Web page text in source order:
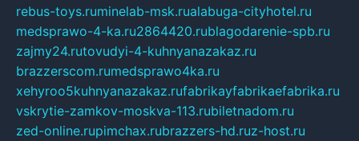
rebus-toys.ruminelab-msk.rualabuga-cityhotel.ru
medsprawo-4-ka.ru2864420.rublagodarenie-spb.ru
zajmy24.rutovudyi-4-kuhnyanazakaz.ru
brazzerscom.rumedsprawo4ka.ru
xehyroo5kuhnyanazakaz.rufabrikayfabrikaefabrika.ru
vskrytie-zamkov-moskva-113.rubiletnadom.ru
zed-online.rupimchax.rubrazzers-hd.ruz-host.ru